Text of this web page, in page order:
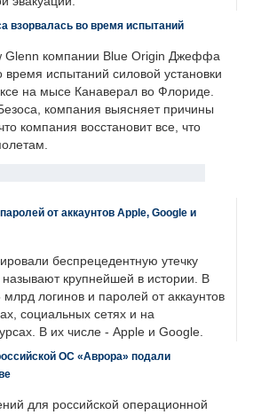
взорвалась во время испытаний
Glenn компании Blue Origin Джеффа
время испытаний силовой установки
на мысе Канаверал во Флориде.
компания выясняет причины
компания восстановит все, что
от аккаунтов Apple, Google и
беспрецедентную утечку
крупнейшей в истории. В
логинов и паролей от аккаунтов
социальных сетях и на
В их числе - Apple и Google.
ОС «Аврора» подали
для российской операционной